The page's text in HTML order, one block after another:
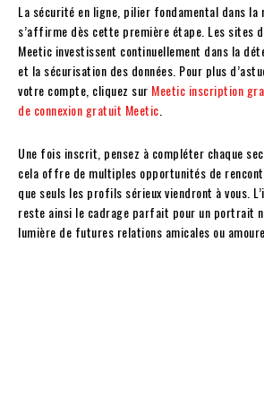
La sécurité en ligne, pilier fondamental dans la
s’affirme dès cette première étape. Les sites
Meetic investissent continuellement dans la
et la sécurisation des données. Pour plus
votre compte, cliquez sur Meetic inscription
de connexion gratuit Meetic
Une fois inscrit, pensez à compléter chaque
cela offre de multiples opportunités de
que seuls les profils sérieux viendront à vous.
reste ainsi le cadrage parfait pour un portrait
lumière de futures relations amicales ou